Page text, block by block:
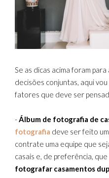
Se as dicas acima foram
decisões conjuntas, aqui
fatores que deve ser
-Álbum de fotografia de
fotografia deve ser feito
contrate uma equipe que
casais e, de preferência,
fotografar casamentos